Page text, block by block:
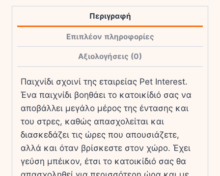
με
ποσότητα
Περιγραφή
Επιπλέον πληροφορίες
Αξιολογήσεις (0)
Παιχνίδι σχοινί της εταιρείας Pet Interest.
Ένα παιχνίδι βοηθάει το κατοικίδιό σας να
αποβάλλει μεγάλο μέρος της έντασης και
του στρες, καθώς απασχολείται και
διασκεδάζει τις ώρες που απουσιάζετε,
αλλά και όταν βρίσκεστε στον χώρο. Έχει
γεύση μπέικον, έτσι το κατοικίδιό σας θα